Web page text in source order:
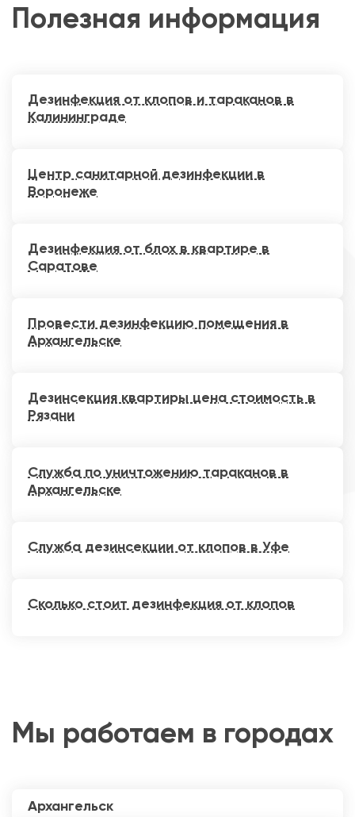
Полезная информация
Дезинфекция от клопов и тараканов в
Калининграде
Центр санитарной дезинфекции в
Воронеже
Дезинфекция от блох в квартире в
Саратове
Провести дезинфекцию помещения в
Архангельске
Дезинсекция квартиры цена стоимость в
Рязани
Служба по уничтожению тараканов в
Архангельске
Служба дезинсекции от клопов в Уфе
Сколько стоит дезинфекция от клопов
Мы работаем в городах
Архангельск